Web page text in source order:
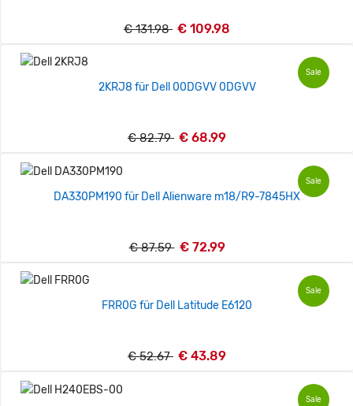
€ 131.98 € 109.98
Sale
2KRJ8 für Dell 00DGVV 0DGVV
€ 82.79 € 68.99
Sale
DA330PM190 für Dell Alienware m18/R9-7845HX
€ 87.59 € 72.99
Sale
FRR0G für Dell Latitude E6120
€ 52.67 € 43.89
Sale